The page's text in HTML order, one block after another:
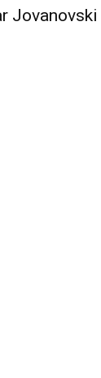
Jovanovski